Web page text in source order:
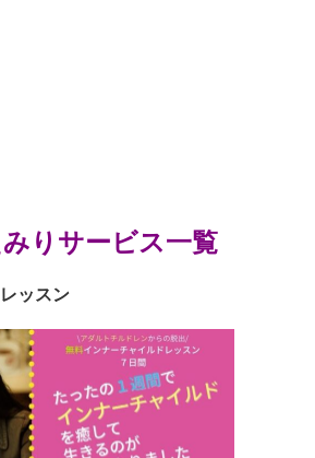
りサービス一覧
ッスン